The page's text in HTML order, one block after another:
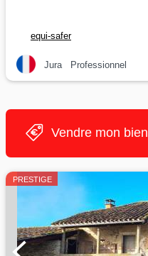
equi-safer
Jura Professionnel
Vendre mon bien
PRESTIGE